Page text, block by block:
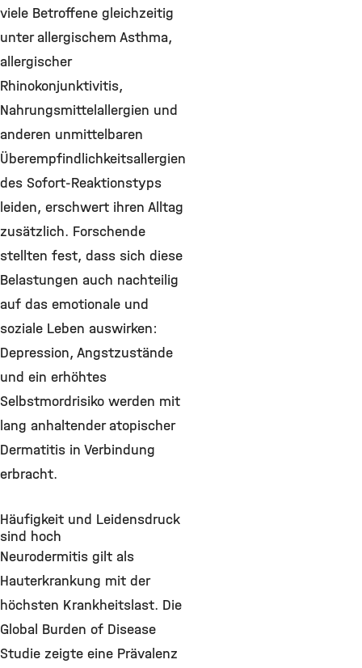
viele Betroffene gleichzeitig
unter allergischem Asthma,
allergischer
Rhinokonjunktivitis,
Nahrungsmittelallergien und
anderen unmittelbaren
Überempfindlichkeitsallergien
des Sofort-Reaktionstyps
leiden, erschwert ihren Alltag
zusätzlich. Forschende
stellten fest, dass sich diese
Belastungen auch nachteilig
auf das emotionale und
soziale Leben auswirken:
Depression, Angstzustände
und ein erhöhtes
Selbstmordrisiko werden mit
lang anhaltender atopischer
Dermatitis in Verbindung
erbracht.
Häufigkeit und Leidensdruck
sind hoch
Neurodermitis gilt als
Hauterkrankung mit der
höchsten Krankheitslast. Die
Global Burden of Disease
Studie zeigte eine Prävalenz